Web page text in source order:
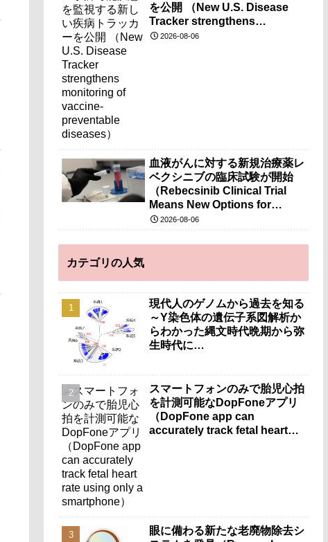
を公開 （New U.S. Disease
Tracker strengthens
monitoring of vaccine-
2026-08-06
血液がんに対する新規治療薬レ
ベクシニブの臨床試験が開始
（Rebecsinib Clinical Trial
Means New Options for
Blood Cancer）
2026-08-06
カテゴリの人気
現代人のゲノムから過去を知る
～Y染色体の遺伝子系図解析か
らわかった縄文時代晩期から弥
生時代に…
スマートフォンのみで胎児心拍
を計測可能なDopFoneアプリ
（DopFone app can
accurately track fetal heart
眼に備わる新たな老廃物除去シ